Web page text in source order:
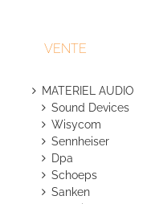
VENTE
MATERIEL AUDIO
Sound Devices
Wisycom
Sennheiser
Dpa
Schoeps
Sanken